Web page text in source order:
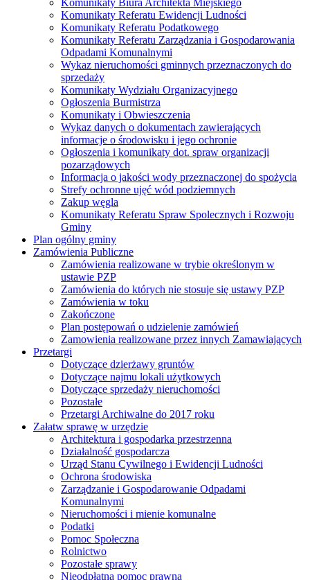
Komunikaty Biura Architekta Miejskiego
Komunikaty Referatu Ewidencji Ludności
Komunikaty Referatu Podatkowego
Komunikaty Referatu Zarządzania i Gospodarowania
Odpadami Komunalnymi
Wykaz nieruchomości gminnych przeznaczonych do
sprzedaży
Komunikaty Wydziału Organizacyjnego
Ogłoszenia Burmistrza
Komunikaty i Obwieszczenia
Wykaz danych o dokumentach zawierających
informacje o środowisku i jego ochronie
Ogłoszenia i komunikaty dot. spraw organizacji
pozarządowych
Informacja o jakości wody przeznaczonej do spożycia
Strefy ochronne ujęć wód podziemnych
Zakup węgla
Komunikaty Referatu Spraw Spolecznych i Rozwoju
Gminy
Plan ogólny gminy
Zamówienia Publiczne
Zamówienia realizowane w trybie określonym w
ustawie PZP
Zamówienia do których nie stosuje się ustawy PZP
Zamówienia w toku
Zakończone
Plan postępowań o udzielenie zamówień
Zamowienia realizowane przez innych Zamawiających
Przetargi
Dotyczące dzierżawy gruntów
Dotyczące najmu lokali użytkowych
Dotyczące sprzedaży nieruchomości
Pozostałe
Przetargi Archiwalne do 2017 roku
Załatw sprawę w urzędzie
Architektura i gospodarka przestrzenna
Działalność gospodarcza
Urząd Stanu Cywilnego i Ewidencji Ludności
Ochrona środowiska
Zarządzanie i Gospodarowanie Odpadami
Komunalnymi
Nieruchomości i mienie komunalne
Podatki
Pomoc Społeczna
Rolnictwo
Pozostałe sprawy
Nieodpłatna pomoc prawna